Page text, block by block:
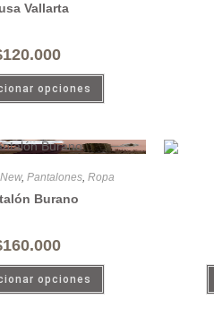
Vallarta
120.000
opciones
New, Pantalones, Ropa
Burano
160.000
opciones